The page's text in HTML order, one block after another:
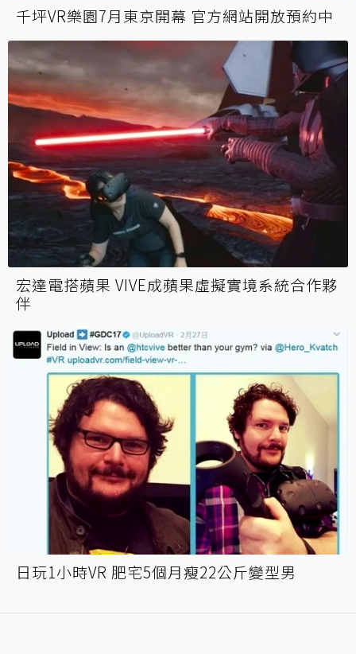
千坪VR樂園7月東京開幕 官方網站開放預約中
宏達電搭蘋果 VIVE成蘋果虛擬實境系統合作夥
伴
日玩1小時VR 肥宅5個月瘦22公斤變型男